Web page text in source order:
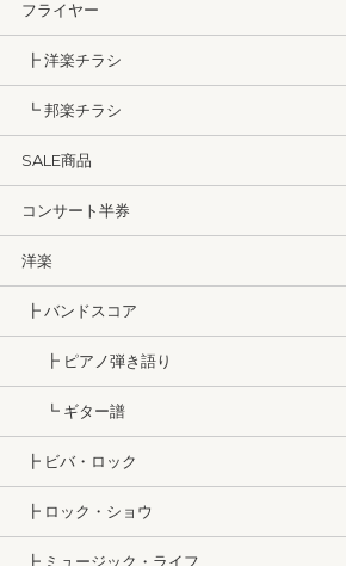
フライヤー
┣ 洋楽チラシ
┗ 邦楽チラシ
SALE商品
コンサート半券
洋楽
┣ バンドスコア
┣ ピアノ弾き語り
┗ ギター譜
┣ ビバ・ロック
┣ ロック・ショウ
┣ ミュージック・ライフ